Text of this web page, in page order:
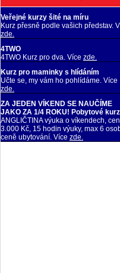
Veřejné kurzy šité na míru
Kurz přesně podle vašich představ.
zde.
4TWO
4TWO Kurz pro dva. Více zde.
Kurz pro maminky s hlídáním
Učte se, my vám ho pohlídáme. Více
zde.
ZA JEDEN VÍKEND SE NAUČÍME
JAKO ZA 1/4 ROKU! Pobytové
ANGLIČTINA výuka o víkendech,
3.000 Kč, 15 hodin výuky, max 6
ceně ubytování. Více zde.